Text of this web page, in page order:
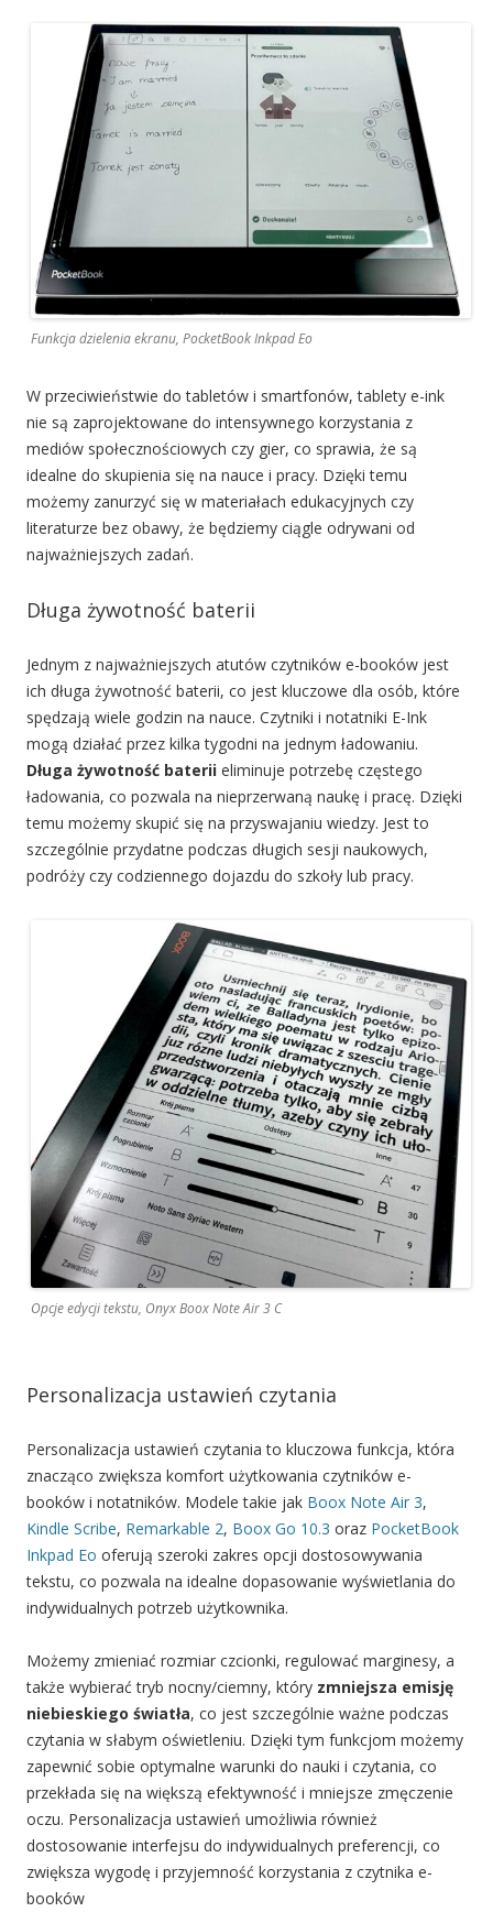
Funkcja dzielenia ekranu, PocketBook Inkpad Eo
W przeciwieństwie do tabletów i smartfonów, tablety e-ink
nie są zaprojektowane do intensywnego korzystania z
mediów społecznościowych czy gier, co sprawia, że są
idealne do skupienia się na nauce i pracy. Dzięki temu
możemy zanurzyć się w materiałach edukacyjnych czy
literaturze bez obawy, że będziemy ciągle odrywani od
najważniejszych zadań.
Długa żywotność baterii
Jednym z najważniejszych atutów czytników e-booków jest
ich długa żywotność baterii, co jest kluczowe dla osób, które
spędzają wiele godzin na nauce. Czytniki i notatniki E-Ink
mogą działać przez kilka tygodni na jednym ładowaniu.
Długa żywotność baterii eliminuje potrzebę częstego
ładowania, co pozwala na nieprzerwaną naukę i pracę. Dzięki
temu możemy skupić się na przyswajaniu wiedzy. Jest to
szczególnie przydatne podczas długich sesji naukowych,
podróży czy codziennego dojazdu do szkoły lub pracy.
Opcje edycji tekstu, Onyx Boox Note Air 3 C
Personalizacja ustawień czytania
Personalizacja ustawień czytania to kluczowa funkcja, która
znacząco zwiększa komfort użytkowania czytników e-
booków i notatników. Modele takie jak Boox Note Air 3,
Kindle Scribe, Remarkable 2, Boox Go 10.3 oraz PocketBook
Inkpad Eo oferują szeroki zakres opcji dostosowywania
tekstu, co pozwala na idealne dopasowanie wyświetlania do
indywidualnych potrzeb użytkownika.
Możemy zmieniać rozmiar czcionki, regulować marginesy, a
także wybierać tryb nocny/ciemny, który zmniejsza emisję
niebieskiego światła, co jest szczególnie ważne podczas
czytania w słabym oświetleniu. Dzięki tym funkcjom możemy
zapewnić sobie optymalne warunki do nauki i czytania, co
przekłada się na większą efektywność i mniejsze zmęczenie
oczu. Personalizacja ustawień umożliwia również
dostosowanie interfejsu do indywidualnych preferencji, co
zwiększa wygodę i przyjemność korzystania z czytnika e-
booków